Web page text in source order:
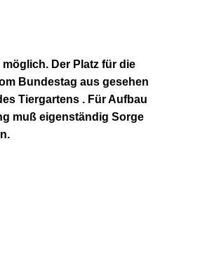
Der Platz für die
Bundestag aus gesehen
Tiergartens . Für Aufbau
muß eigenständig Sorge